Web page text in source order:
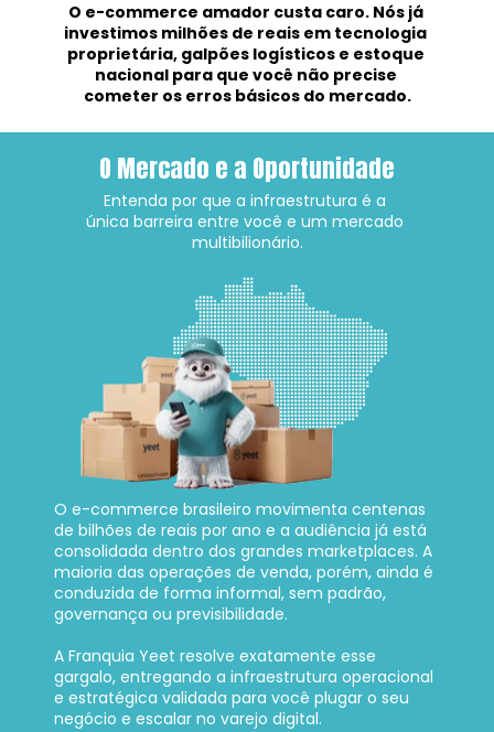
O e-commerce amador custa caro. Nós já
investimos milhões de reais em tecnologia
proprietária, galpões logísticos e estoque
nacional para que você não precise
cometer os erros básicos do mercado.
O Mercado e a Oportunidade
Entenda por que a infraestrutura é a
única barreira entre você e um mercado
multibilionário.
O e-commerce brasileiro movimenta centenas
de bilhões de reais por ano e a audiência já está
consolidada dentro dos grandes marketplaces. A
maioria das operações de venda, porém, ainda é
conduzida de forma informal, sem padrão,
governança ou previsibilidade.
A Franquia Yeet resolve exatamente esse
gargalo, entregando a infraestrutura operacional
e estratégica validada para você plugar o seu
negócio e escalar no varejo digital.